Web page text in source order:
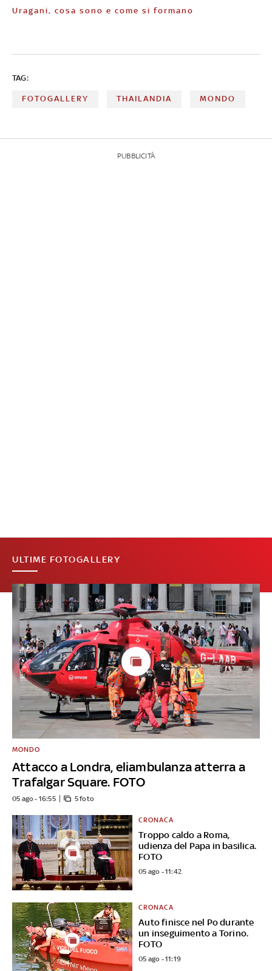
Uragani, cosa sono e come si formano
TAG:
FOTOGALLERY THAILANDIA MONDO
PUBBLICITÀ
ULTIME FOTOGALLERY
Attacco a Londra, eliambulanza atterra a
Trafalgar Square. FOTO
MONDO
05 ago - 16:55 5 foto
Troppo caldo a Roma,
udienza del Papa in basilica.
FOTO
CRONACA
05 ago - 11:42
Auto finisce nel Po durante
un inseguimento a Torino.
FOTO
CRONACA
05 ago - 11:19